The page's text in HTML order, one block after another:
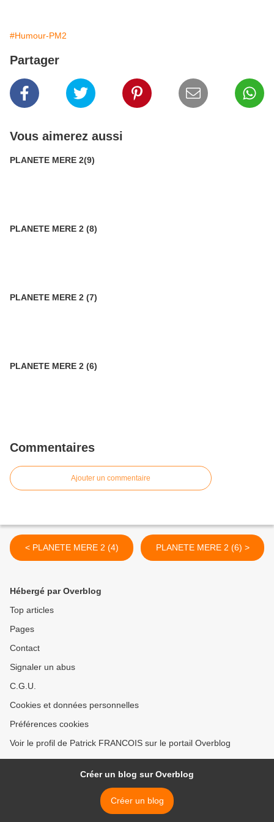
#Humour-PM2
Partager
Vous aimerez aussi
PLANETE MERE 2(9)
PLANETE MERE 2 (8)
PLANETE MERE 2 (7)
PLANETE MERE 2 (6)
Commentaires
Ajouter un commentaire
< PLANETE MERE 2 (4) PLANETE MERE 2 (6) >
Hébergé par Overblog
Top articles
Pages
Contact
Signaler un abus
C.G.U.
Cookies et données personnelles
Préférences cookies
Voir le profil de Patrick FRANCOIS sur le portail Overblog
Créer un blog sur Overblog
Créer un blog